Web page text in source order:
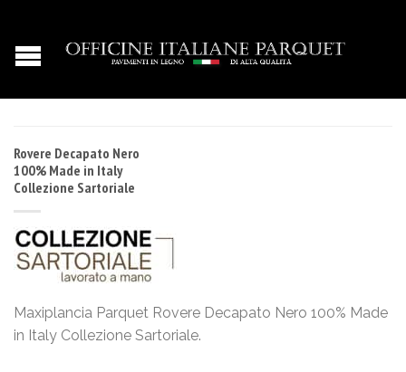
Rovere Decapato Nero
100% Made in Italy
Collezione Sartoriale
Maxiplancia Parquet Rovere Decapato Nero 100% Made
in Italy Collezione Sartoriale.